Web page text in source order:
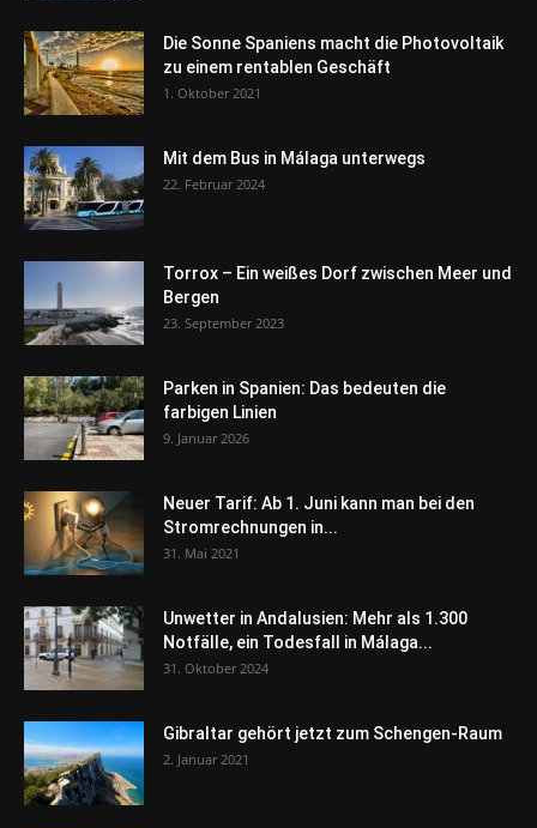
Die Sonne Spaniens macht die Photovoltaik
zu einem rentablen Geschäft
1. Oktober 2021
Mit dem Bus in Málaga unterwegs
22. Februar 2024
Torrox – Ein weißes Dorf zwischen Meer und
Bergen
23. September 2023
Parken in Spanien: Das bedeuten die
farbigen Linien
9. Januar 2026
Neuer Tarif: Ab 1. Juni kann man bei den
Stromrechnungen in...
31. Mai 2021
Unwetter in Andalusien: Mehr als 1.300
Notfälle, ein Todesfall in Málaga...
31. Oktober 2024
Gibraltar gehört jetzt zum Schengen-Raum
2. Januar 2021